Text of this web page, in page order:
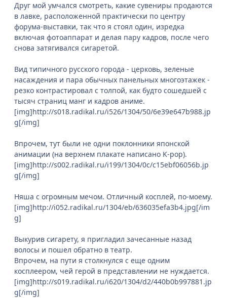
Друг мой умчался смотреть, какие сувениры продаются
в лавке, расположенной практически по центру
форума-выставки, так что я стоял один, изредка
включая фотоаппарат и делая пару кадров, после чего
снова затягивался сигаретой.
Вид типичного русского города - церковь, зеленые
насаждения и пара обычных панельных многоэтажек -
резко контрастировал с толпой, как будто сошедшей с
тысяч страниц манг и кадров аниме.
[img]http://s018.radikal.ru/i526/1304/50/6e39e647b988.jp
g[/img]
Впрочем, тут были не одни поклонники японской
анимации (на верхнем плакате написано K-pop).
[img]http://s002.radikal.ru/i199/1304/0c/c15ebf06056b.jp
g[/img]
Няша с огромным мечом. Отличный косплей, по-моему.
[img]http://i052.radikal.ru/1304/eb/636035efa3b4.jpg[/im
g]
Выкурив сигарету, я пригладил зачесанные назад
волосы и пошел обратно в театр.
Впрочем, на пути я столкнулся с еще одним
косплеером, чей герой в представлении не нуждается.
[img]http://s019.radikal.ru/i620/1304/d2/440b0b997881.jp
g[/img]